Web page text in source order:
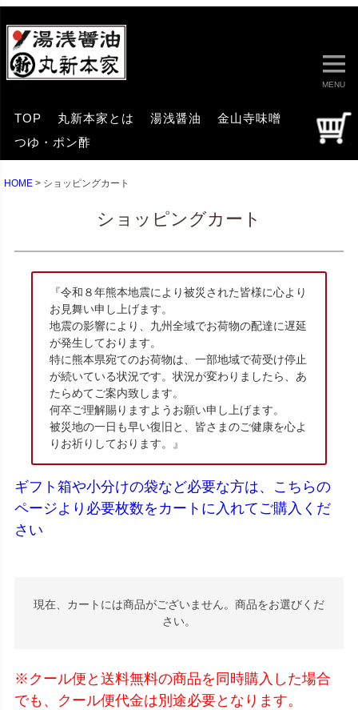
MENU
TOP 丸新本家とは 湯浅醤油
金山寺味噌
つゆ・ポン酢
HOME ショッピングカート
ショッピングカート
『令和８年熊本地震により被災された皆様に心より
お見舞い申し上げます。
地震の影響により、九州全域でお荷物の配達に遅延
が発生しております。
特に熊本県宛てのお荷物は、一部地域で荷受け停止
が続いている状況です。状況が変わりましたら、あ
たらめてご案内致します。
何卒ご理解賜りますようお願い申し上げます。
被災地の一日も早い復旧と、皆さまのご健康を心よ
りお祈りしております。』
ギフト箱や小分けの袋など必要な方は、こちらの
ページより必要枚数をカートに入れてご購入くだ
さい
現在、カートには商品がございません。商品をお選びくだ
さい。
※クール便と送料無料の商品を同時購入した場合
でも、クール便代金は別途必要となります。